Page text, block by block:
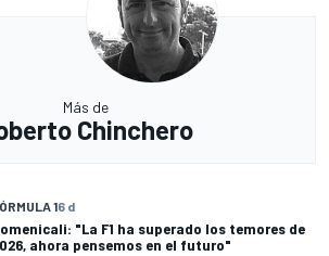
Más de
Chinchero
16 d
"La F1 ha superado los temores de
ahora pensemos en el futuro"